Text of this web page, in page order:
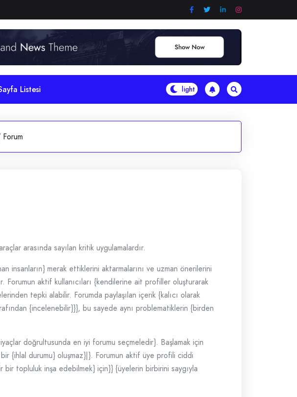
Listesi
Forum
arasında sayılan kritik uygulamalardır.
insanların} merak ettiklerini aktarmalarını ve uzman önerilerini
Forumun aktif kullanıcıları {kendilerine ait profiller oluşturarak
tepki alabilir. Forumda paylaşılan içerik {kalıcı olarak
{incelenebilir}}}, bu sayede aynı problematiklerin {birden
doğrultusunda en iyi forumu seçmeledir}. Başlamak için
{ihlal durumu} oluşmaz}|}. Forumun aktif üye profili ciddi
topluluk inşa edebilmek} için}} {üyelerin birbirini saygıyla